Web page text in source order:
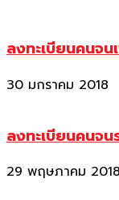
ลงทะเบียนคนจน
30 มกราคม 2018
ลงทะเบียนคนจ
29 พฤษภาคม 2018